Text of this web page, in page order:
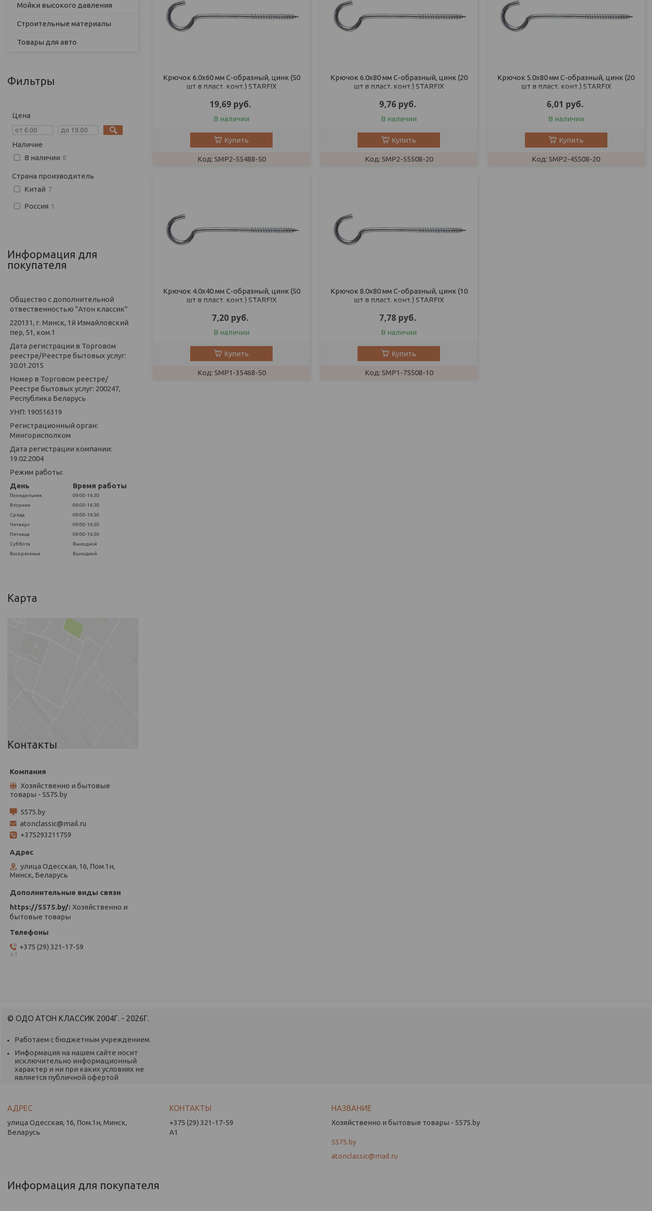
Крючок 6.0х60 мм С-образный, цинк (50
шт в пласт. конт.) STARFIX
19,69 руб.
В наличии
Купить
SMP2-55488-50
Крючок 6.0х80 мм С-образный, цинк (20
шт в пласт. конт.) STARFIX
9,76 руб.
В наличии
Купить
SMP2-55508-20
Крючок 5.0х80 мм С-образный, цинк (20
шт в пласт. конт.) STARFIX
6,01 руб.
В наличии
Купить
SMP2-45508-20
Крючок 4.0х40 мм С-образный, цинк (50
шт в пласт. конт.) STARFIX
7,20 руб.
В наличии
Купить
SMP1-35468-50
Крючок 8.0х80 мм С-образный, цинк (10
шт в пласт. конт.) STARFIX
7,78 руб.
В наличии
Купить
SMP1-75508-10
Мойки высокого давления
Строительные материалы
Товары для авто
Фильтры
Цена
Наличие
В наличии 8
Страна производитель
Китай 7
Россия 1
Информация для
покупателя
Общество с дополнительной
отвественностью "Атон классик"
220131, г. Минск, 1й Измайловский
пер, 51, ком.1
Дата регистрации в Торговом
реестре/Реестре бытовых услуг:
30.01.2015
Номер в Торговом реестре/
Реестре бытовых услуг: 200247,
Республика Беларусь
УНП: 190516319
Регистрационный орган:
Мингорисполком
Дата регистрации компании:
19.02.2004
Режим работы:
День
Время работы
Понедельник
09:00-16:30
Вторник
09:00-16:30
Среда
09:00-16:30
Четверг
09:00-16:30
Пятница
09:00-16:30
Суббота
Выходной
Воскресенье
Выходной
Карта
Контакты
Хозяйственно и бытовые
товары - 5575.by
5575.by
atonclassic@mail.ru
+375293211759
улица Одесская, 16, Пом.1н,
Минск, Беларусь
https://5575.by/ Хозяйственно и
бытовые товары
+375 (29) 321-17-59
А1
© ОДО АТОН КЛАССИК 2004Г. - 2026Г.
Работаем с бюджетным учреждением.
Информация на нашем сайте носит
исключительно информационный
характер и ни при каких условиях не
является публичной офертой
улица Одесская, 16, Пом.1н, Минск,
Беларусь
+375 (29) 321-17-59
А1
Хозяйственно и бытовые товары - 5575.by
5575.by
atonclassic@mail.ru
Информация для покупателя